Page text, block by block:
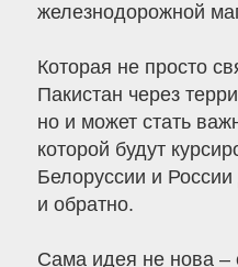
железнодорожной
Которая не просто
Пакистан через
но и может стать
которой будут
Белоруссии и
и обратно.
Сама идея не нова